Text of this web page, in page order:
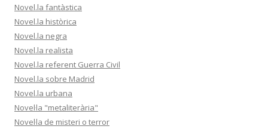
Novel.la fantàstica
Novel.la històrica
Novel.la negra
Novel.la realista
Novel.la referent Guerra Civil
Novel.la sobre Madrid
Novel.la urbana
Novel·la "metaliterària"
Novel·la de misteri o terror